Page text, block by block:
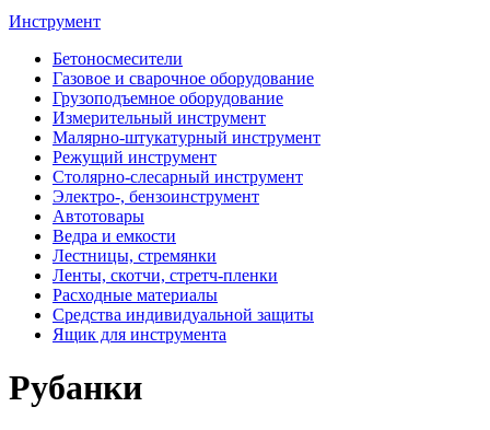
Инструмент
Бетоносмесители
Газовое и сварочное оборудование
Грузоподъемное оборудование
Измерительный инструмент
Малярно-штукатурный инструмент
Режущий инструмент
Столярно-слесарный инструмент
Электро-, бензоинструмент
Автотовары
Ведра и емкости
Лестницы, стремянки
Ленты, скотчи, стретч-пленки
Расходные материалы
Средства индивидуальной защиты
Ящик для инструмента
Рубанки